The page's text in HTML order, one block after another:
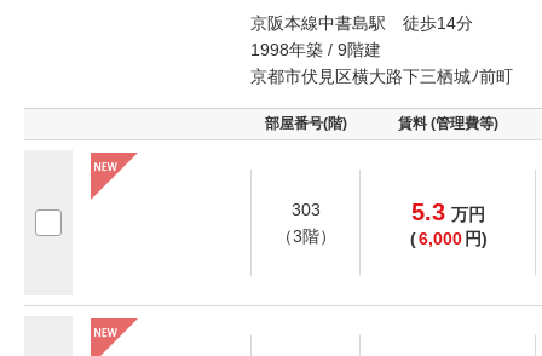
京阪本線中書島駅 徒歩14分
1998年築 / 9階建
京都市伏見区横大路下三栖城ﾉ前町
部屋番号(階) 賃料 (管理費等)
303
（3階）
5.3 万円
(6,000 円)